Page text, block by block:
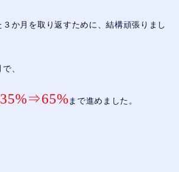
３か月を取り返すために、結構頑張りまし
、
まで進めました。